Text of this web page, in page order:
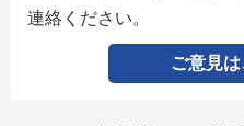
連絡ください。
ご意見